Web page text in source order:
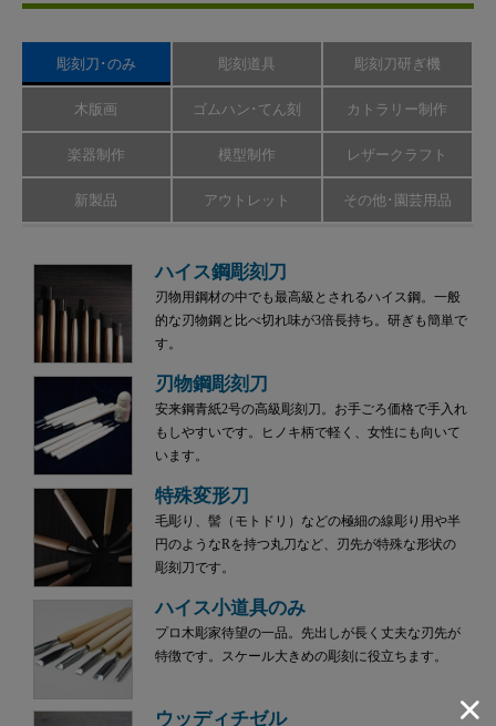
彫刻刀･のみ 彫刻道具 彫刻刀研ぎ機
木版画 ゴムハン･てん刻 カトラリー制作
楽器制作 模型制作 レザークラフト
新製品 アウトレット その他･園芸用品
ハイス鋼彫刻刀
刃物用鋼材の中でも最高級とされるハイス鋼。一般
的な刃物鋼と比べ切れ味が3倍長持ち。研ぎも簡単で
す。
刃物鋼彫刻刀
安来鋼青紙2号の高級彫刻刀。お手ごろ価格で手入れ
もしやすいです。ヒノキ柄で軽く、女性にも向いて
います。
特殊変形刀
毛彫り、髻（モトドリ）などの極細の線彫り用や半
円のようなRを持つ丸刀など、刃先が特殊な形状の
彫刻刀です。
ハイス小道具のみ
プロ木彫家待望の一品。先出しが長く丈夫な刃先が
特徴です。スケール大きめの彫刻に役立ちます。
ウッディチゼル